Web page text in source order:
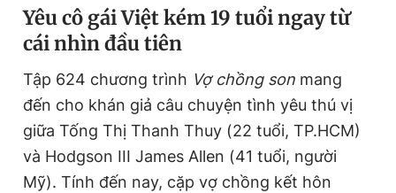
Hotline
Đặt báo Quảng cáo RSS Tòa soạn Chính sách bảo
Tổng biên tập: Nguyễn Ngọc Toàn
Phó tổng biên tập thường trực: Hải Thành
Phó tổng biên tập: Lâm Hiếu Dũng
Yêu cô gái Việt kém 19 tuổi ngay từ
cái nhìn đầu tiên
Tập 624 chương trình Vợ chồng son mang
đến cho khán giả câu chuyện tình yêu thú vị
giữa Tống Thị Thanh Thuy (22 tuổi, TP.HCM)
và Hodgson III James Allen (41 tuổi, người
Mỹ). Tính đến nay, cặp vợ chồng kết hôn